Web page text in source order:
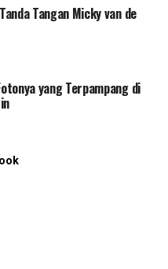
Tangan Micky van de
yang Terpampang di